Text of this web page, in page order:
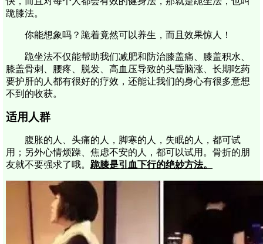
跪膝法。
你能想象吗？跪着竟然可以养生，而且效果惊人！
跪坐法不仅能帮助我们减肥和防治膝盖痛、膝盖积水、
膝盖骨刺、腰疼、脱发、高血压导致的头昏脑涨、长期吃药
要护肝的人都有很好的疗效，还能让我们的身心有很多意想
不到的收获。
适用人群
腹胀的人、头痛的人，脚寒的人，失眠的人，都可试
用；另外心情烦躁、焦虑不安的人，都可以试用。骨折的朋
友就不要强求了哦。 跪膝是引血下行的绝妙方法。